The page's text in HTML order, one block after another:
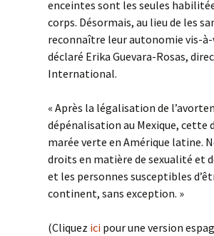
enceintes sont les seules
corps. Désormais, au lieu de les
reconnaître leur autonomie vis-à-
déclaré Erika Guevara-Rosas,
International.
« Après la légalisation de
dépénalisation au Mexique, cette
marée verte en Amérique latine.
droits en matière de sexualité et
et les personnes susceptibles
continent, sans exception. »
(Cliquez ici pour une version